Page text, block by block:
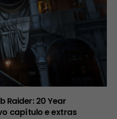
Raider: 20 Year
capítulo e extras